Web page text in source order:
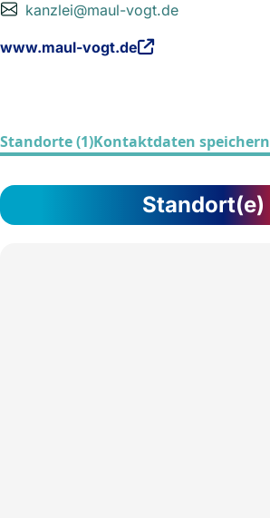
kanzlei@maul-vogt.de
www.maul-vogt.de
Standorte (1)Kontaktdaten speichern
Standort(e)